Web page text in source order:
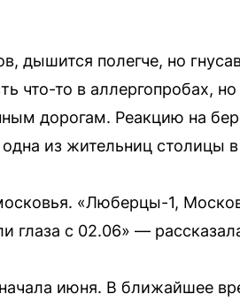
полегче, но
что-то в аллергопробах,
дорогам. Реакцию на
из жительниц столицы
«Люберцы-1,
глаза с 02.06» —
июня. В ближайшее